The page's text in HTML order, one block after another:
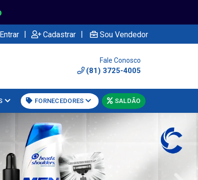
Entrar | Cadastrar | Sou Vendedor
Fale Conosco
(81) 3725-4005
FORNECEDORES SALDÃO